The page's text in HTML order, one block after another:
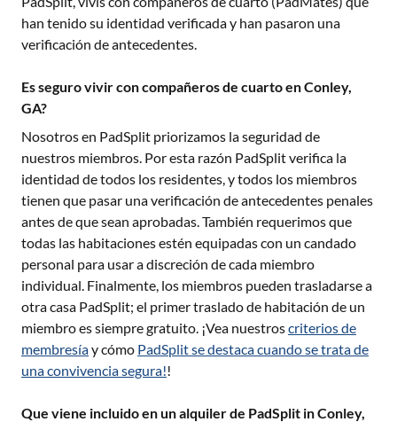
han tenido su identidad verificada y han pasaron una
verificación de antecedentes.
Es seguro vivir con compañeros de cuarto en Conley,
GA?
Nosotros en PadSplit priorizamos la seguridad de
nuestros miembros. Por esta razón PadSplit verifica la
identidad de todos los residentes, y todos los miembros
tienen que pasar una verificación de antecedentes penales
antes de que sean aprobadas. También requerimos que
todas las habitaciones estén equipadas con un candado
personal para usar a discreción de cada miembro
individual. Finalmente, los miembros pueden trasladarse a
otra casa PadSplit; el primer traslado de habitación de un
miembro es siempre gratuito. ¡Vea nuestroscriterios de
membresíay cómo PadSplit se destaca cuando se trata de
una convivencia segura!!
Que viene incluido en un alquiler de PadSplit in Conley,